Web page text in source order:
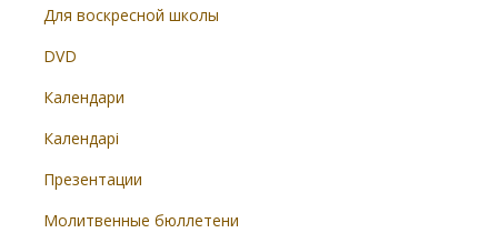
Для воскресной школы
DVD
Календари
Календарі
Презентации
Молитвенные бюллетени